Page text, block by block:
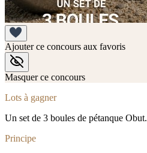
Ajouter ce concours aux favoris
Masquer ce concours
Lots à gagner
Un set de 3 boules de pétanque Obut.
Principe